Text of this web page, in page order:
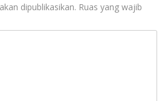
dipublikasikan. Ruas yang wajib